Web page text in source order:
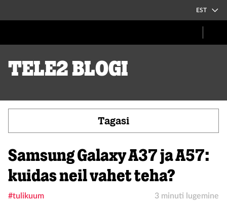
EST
Tele2 blogi
Tagasi
Samsung Galaxy A37 ja A57:
kuidas neil vahet teha?
#tulikuum 3 minuti lugemine